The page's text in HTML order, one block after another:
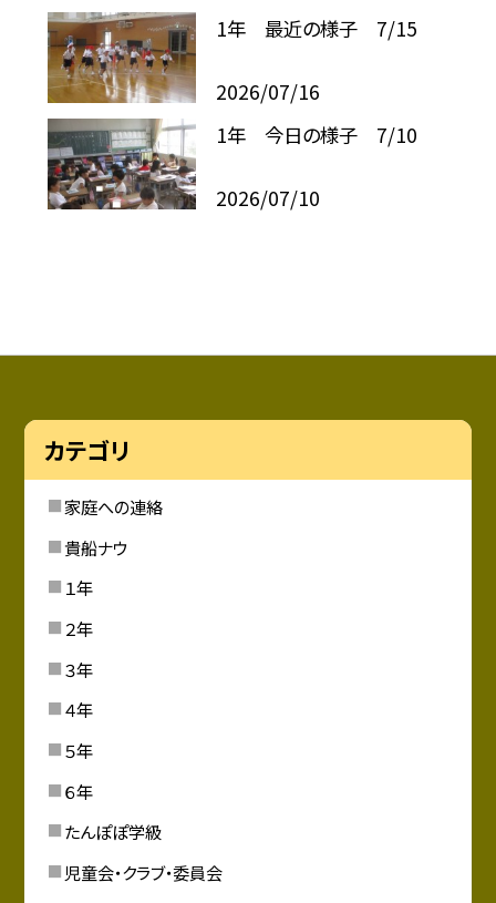
1年 最近の様子 7/15
2026/07/16
1年 今日の様子 7/10
2026/07/10
カテゴリ
家庭への連絡
貴船ナウ
１年
２年
３年
４年
５年
６年
たんぽぽ学級
児童会・クラブ・委員会